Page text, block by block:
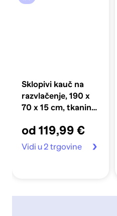
Sklopivi kauč na
razvlačenje, 190 x
70 x 15 cm, tkanina,
od 119,99 €
Vidi u 2 trgovine